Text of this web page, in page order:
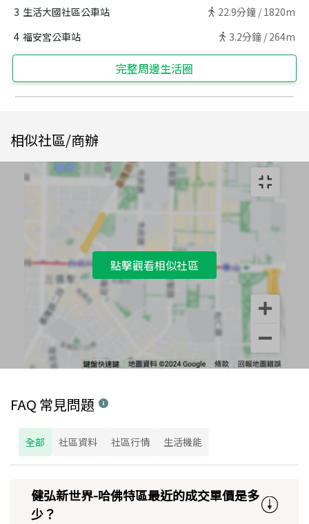
3 生活大國社區公車站 22.9分鐘 / 1820m
4 福安宮公車站 3.2分鐘 / 264m
完整周邊生活圈
相似社區/商辦
點擊觀看相似社區
FAQ 常見問題
全部 社區資料 社區行情 生活機能
健弘新世界-哈佛特區最近的成交單價是多
少？